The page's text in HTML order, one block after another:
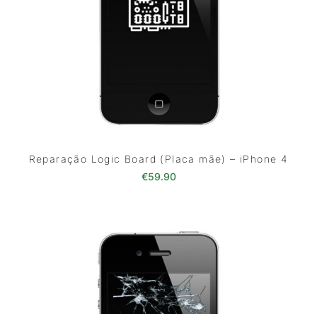
Reparação Logic Board (Placa mãe) – iPhone 4
€59.90